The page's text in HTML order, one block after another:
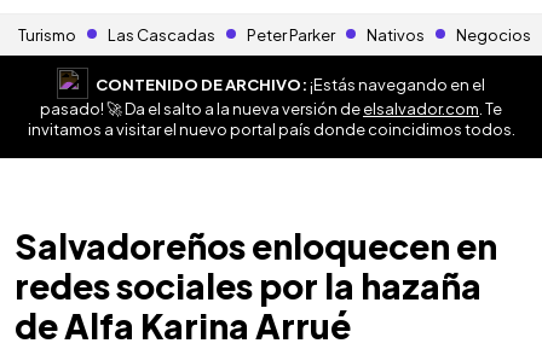
Turismo Las Cascadas Peter Parker Nativos Negocios
CONTENIDO DE ARCHIVO:¡Estás navegando en el
pasado! 🚀 Da el salto a la nueva versión deelsalvador.com . Te
invitamos a visitar el nuevo portal país donde coincidimos todos.
Salvadoreños enloquecen en
redes sociales por la hazaña
de Alfa Karina Arrué